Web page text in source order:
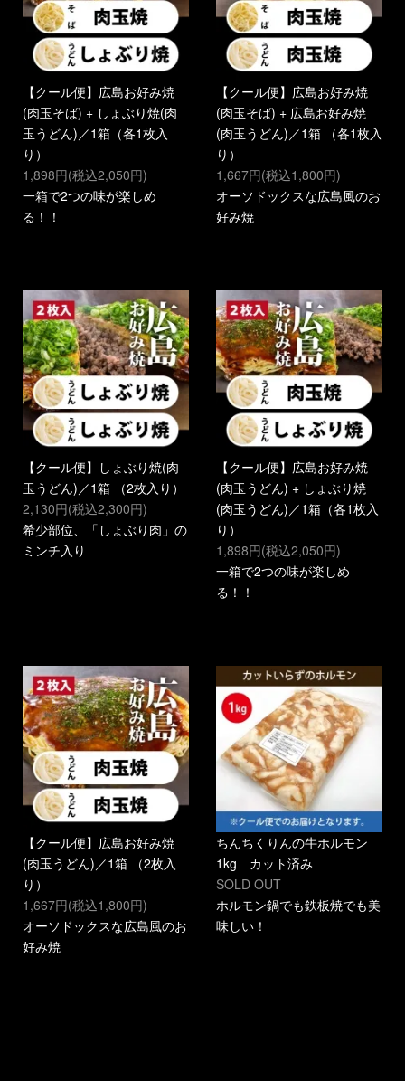
【クール便】広島お好み焼
(肉玉そば) + しょぶり焼(肉
玉うどん)／1箱（各1枚入
り）
1,898円(税込2,050円)
一箱で2つの味が楽しめ
る！！
【クール便】広島お好み焼
(肉玉そば) + 広島お好み焼
(肉玉うどん)／1箱 （各1枚入
り）
1,667円(税込1,800円)
オーソドックスな広島風のお
好み焼
【クール便】しょぶり焼(肉
玉うどん)／1箱 （2枚入り）
2,130円(税込2,300円)
希少部位、「しょぶり肉」の
ミンチ入り
【クール便】広島お好み焼
(肉玉うどん) + しょぶり焼
(肉玉うどん)／1箱（各1枚入
り）
1,898円(税込2,050円)
一箱で2つの味が楽しめ
る！！
【クール便】広島お好み焼
(肉玉うどん)／1箱 （2枚入
り）
1,667円(税込1,800円)
オーソドックスな広島風のお
好み焼
ちんちくりんの牛ホルモン
1kg カット済み
SOLD OUT
ホルモン鍋でも鉄板焼でも美
味しい！